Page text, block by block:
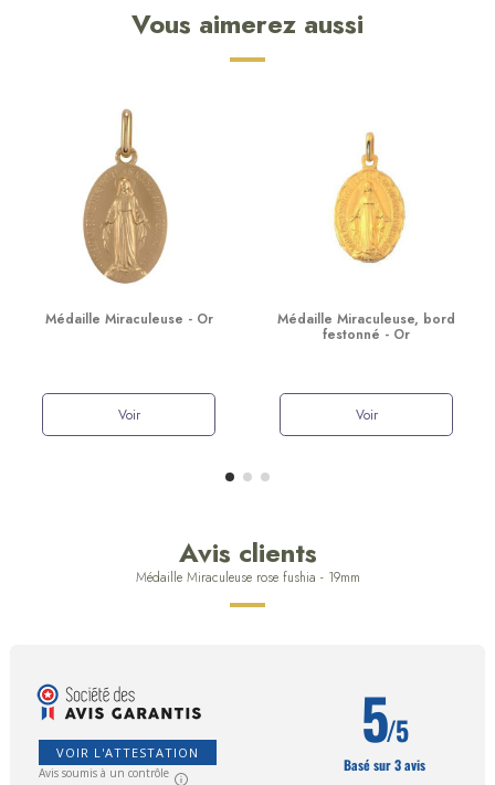
Vous aimerez aussi
Médaille Miraculeuse - Or
Voir
Médaille Miraculeuse, bord
festonné - Or
Voir
Avis clients
Médaille Miraculeuse rose fushia - 19mm
VOIR L'ATTESTATION
Avis soumis à un contrôle
5/5
Basé sur 3 avis